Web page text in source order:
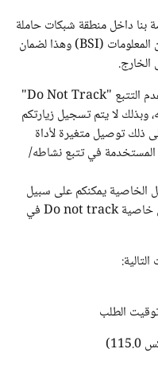
بنا داخل منطقة شبكات حاملة
لترخيص من المكتب الاتحادي الألماني لأمن المعلومات (BSI) وهذا لضمان
الخارج.
التتبع "Do Not Track
"
لا يتم تسجيل زيارتكم
ذلك توصيل متغيرة لأداة
المستخدمة في تتبع نشاطه/
الخاصية يمكنكم على سبيل
خاصيةDo not trackفي
الطلب